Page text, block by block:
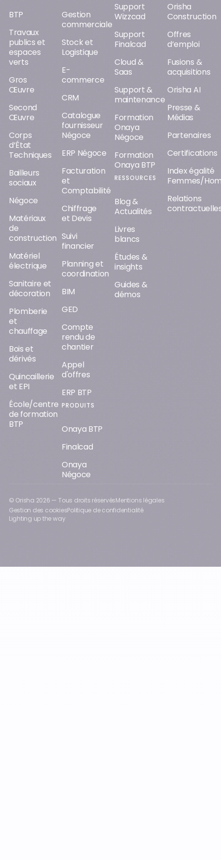
BTP
Travaux
publics et
espaces
verts
Gros
Œuvre
Second
Œuvre
Corps
d’État
Techniques
Bailleurs
sociaux
Négoce
Matériaux
de
construction
Matériel
électrique
Sanitaire et
décoration
Plomberie
et
chauffage
Bois et
dérivés
Quincaillerie
et EPI
École/centre
de formation
BTP
Gestion
commerciale
Stock et
Logistique
E-
commerce
CRM
Catalogue
fournisseur
Négoce
ERP Négoce
Facturation
et
Comptabilité
Chiffrage
et Devis
Suivi
financier
Planning et
coordination
BIM
GED
Compte
rendu de
chantier
Appel
d'offres
ERP BTP
PRODUITS
Onaya BTP
Finalcad
Onaya
Négoce
Support
Wizzcad
Support
Finalcad
Cloud &
Saas
Support &
maintenance
Formation
Onaya
Négoce
Formation
Onaya BTP
RESSOURCES
Blog &
Actualités
Livres
blancs
Études &
insights
Guides &
démos
Orisha
Construction
Offres
d’emploi
Fusions &
acquisitions
Orisha AI
Presse &
Médias
Partenaires
Certifications
Index égalité
Femmes/
Relations
© Orisha 2026 — Tous droits réservésMentions légales
Gestion des cookiesPolitique de confidentialité
Lighting up the way